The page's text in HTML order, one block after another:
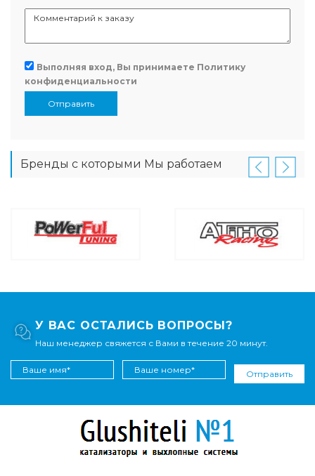
Выполняя вход, Вы принимаете Политику
конфиденциальности
Отправить
Бренды с которыми Мы работаем
У ВАС ОСТАЛИСЬ ВОПРОСЫ?
Наш менеджер свяжется с Вами в течение 20 минут.
Отправить